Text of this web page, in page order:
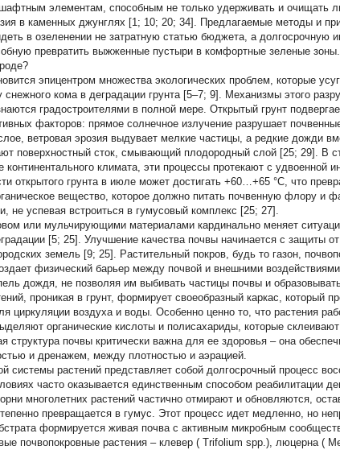
элементам, способным не только удерживать и очищать
в каменных джунглях [1; 10; 20; 34]. Предлагаемые методы и
в озеленении не затратную статью бюджета, а долгосрочную
превратить выжженные пустыри в комфортные зеленые зоны.
эпицентром множества экологических проблем, которые
кома в деградации грунта [5–7; 9]. Механизмы этого
градостроителями в полной мере. Открытый грунт
факторов: прямое солнечное излучение разрушает
ветровая эрозия выдувает мелкие частицы, а редкие дожди
поверхностный сток, смывающий плодородный слой [25; 29]. В
континентального климата, эти процессы протекают с удвоенной
открытого грунта в июле может достигать +60…+65 °C, что
вещество, которое должно питать почвенную флору и
не успевая встроиться в гумусовый комплекс [25; 27].
или мульчирующими материалами кардинально меняет
[5; 25]. Улучшение качества почвы начинается с защиты
земель [9; 25]. Растительный покров, будь то газон,
физический барьер между почвой и внешними
дождя, не позволяя им выбивать частицы почвы и
проникая в грунт, формирует своеобразный каркас, который
циркуляции воздуха и воды. Особенно ценно то, что растения
органические кислоты и полисахариды, которые
структура почвы критически важна для ее здоровья – она
и дренажем, между плотностью и аэрацией.
системы растений представляет собой долгосрочный процесс
часто оказывается единственным способом реабилитации
многолетних растений частично отмирают и обновляются,
превращается в гумус. Этот процесс идет медленно, но
формируется живая почва с активным микробным
почвопокровные растения – клевер ( Trifolium spp.), люцерна (